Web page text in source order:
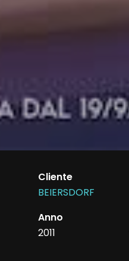
Cliente
BEIERSDORF
Anno
2011